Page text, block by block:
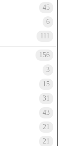
45
6
111
156
3
15
31
43
21
21